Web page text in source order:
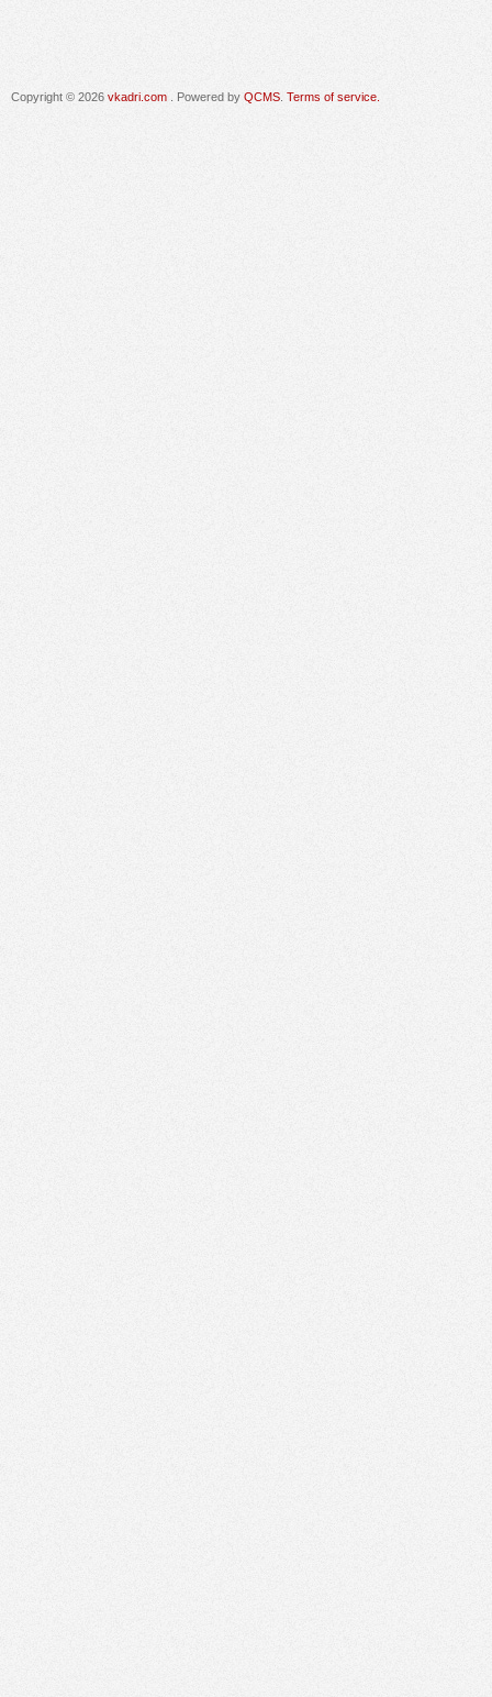
Copyright © 2026 vkadri.com . Powered by QCMS Terms of service.